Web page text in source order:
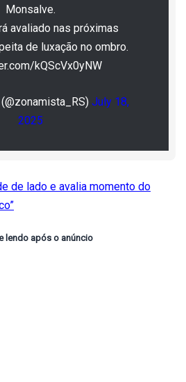
Monsalve.
avaliado nas próximas
de luxação no ombro.
kQScVx0yNW
July 18,
2025
de lado e avalia momento do
lendo após o anúncio